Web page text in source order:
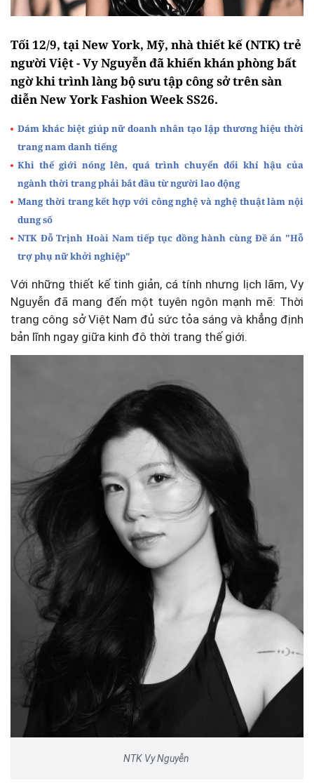
Tối 12/9, tại New York, Mỹ, nhà thiết kế (NTK) trẻ
người Việt - Vy Nguyễn đã khiến khán phòng bất
ngờ khi trình làng bộ sưu tập công sở trên sàn
diễn New York Fashion Week SS26.
Dám khác biệt giúp nữ doanh nhân tạo lập thương hiệu thời
trang nam danh tiếng
Khi thế giới nóng lên, quá trình chuyển đổi khí hậu của
ngành thời trang phải bắt đầu từ người lao động
Mang thời trang kết hợp với công nghệ và nghệ thuật làm nội
dung số
NTK Đỗ Trịnh Hoài Nam tiếp tục đồng hành cùng Đề án "Hỗ
trợ phụ nữ khởi nghiệp"
Với những thiết kế tinh giản, cá tính nhưng lịch lãm, Vy
Nguyễn đã mang đến một tuyên ngôn mạnh mẽ: Thời
trang công sở Việt Nam đủ sức tỏa sáng và khẳng định
bản lĩnh ngay giữa kinh đô thời trang thế giới.
NTK Vy Nguyễn